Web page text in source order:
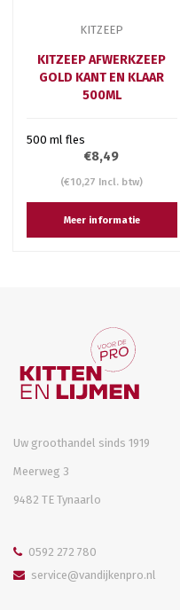
KITZEEP
KITZEEP AFWERKZEEP
GOLD KANT EN KLAAR
500ML
500 ml fles
€8,49
(€10,27 Incl. btw)
Meer informatie
Uw groothandel sinds 1919
Meerweg 3
9482 TE Tynaarlo
0592 272 780
service@vandijkenpro.nl